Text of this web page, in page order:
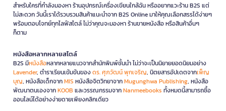
สำหรับใครที่กำลังมองหา ร้านอุปกรณ์เครื่องเขียนใกล้ฉัน หรืออยากแวะร้าน B2S แต่
ไม่สะดวก วันนี้เราได้รวบรวมสินค้าแนะนำจาก B2S Online มาให้คุณเลือกสรรได้ง่ายๆ
พร้อมตอบโจทย์ทุกไลฟ์สไตล์ ไม่ว่าคุณจะมองหา ร้านขายหนังสือ หรือสินค้าอื่นๆ
ก็ตาม
หนังสือหลากหลายสไตล์
B2S มีหนังสือหลากหลายแนวจากสำนักพิมพ์ชั้นนำ ไม่ว่าจะเป็นนิยายยอดนิยมอย่าง
Lavender, ตำราเรียนเข้มข้นของดร. ศุภวัฒน์ พุกเจริญ, นิตยสารอัปเดตจากเพ็ญ
บุญ, หนังสือเด็กจากMIS หนังสือจิตวิทยาจากMugunghwa Publishing, หนังสือ
พัฒนาตนเองจากKOOB และวรรณกรรมจากNanmeebooks ทั้งหมดนี้สามารถซื้อ
ออนไลน์ได้อย่างง่ายดายเพียงคลิกเดียว